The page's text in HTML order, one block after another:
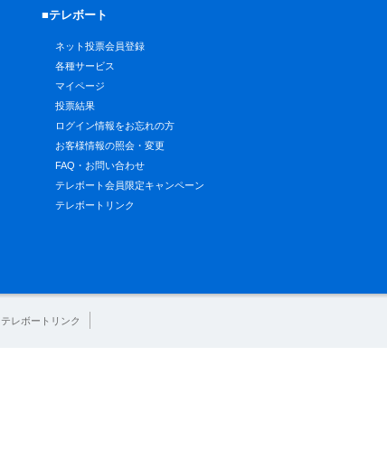
■テレボート
ネット投票会員登録
各種サービス
マイページ
投票結果
ログイン情報をお忘れの方
お客様情報の照会・変更
FAQ・お問い合わせ
テレボート会員限定キャンペーン
テレボートリンク
テレボートリンク